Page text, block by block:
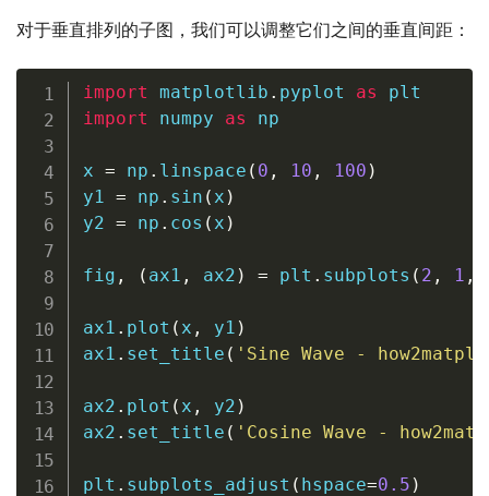
对于垂直排列的子图，我们可以调整它们之间的垂直间距：
import matplotlib . pyplot as
import numpy as np
x = np . linspace ( 0 , 10 , 100 )
y1 = np . sin ( x )
y2 = np . cos ( x )
fig , ( ax1 , ax2 ) = plt . subplots ( 2 , 1 ,
ax1 . plot ( x , y1 )
ax1 . set_title ( 'Sine Wave -
ax2 . plot ( x , y2 )
ax2 . set_title ( 'Cosine Wave -
plt . subplots_adjust ( hspace=0.5 )